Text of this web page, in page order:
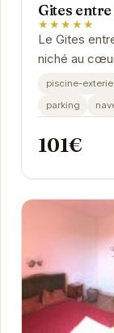
Gites
★★★★★
Le Gites
niché au
relaxant
piscine-
parking
101€